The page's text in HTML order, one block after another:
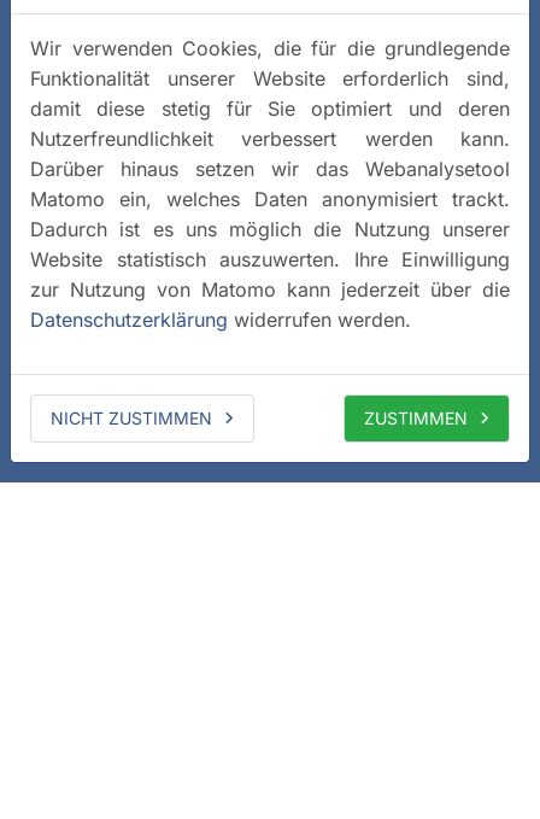
Wir verwenden Cookies, die für die grundlegende
Funktionalität unserer Website erforderlich sind,
damit diese stetig für Sie optimiert und deren
Nutzerfreundlichkeit verbessert werden kann.
Darüber hinaus setzen wir das Webanalysetool
Matomo ein, welches Daten anonymisiert trackt.
Dadurch ist es uns möglich die Nutzung unserer
Website statistisch auszuwerten. Ihre Einwilligung
zur Nutzung von Matomo kann jederzeit über die
Datenschutzerklärung widerrufen werden.
NICHT ZUSTIMMEN ZUSTIMMEN